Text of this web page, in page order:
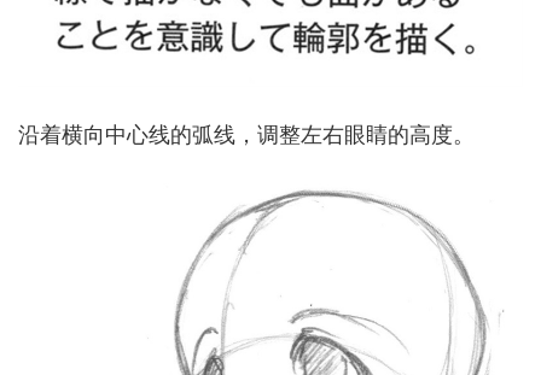
沿着横向中心线的弧线，调整左右眼睛的高度。